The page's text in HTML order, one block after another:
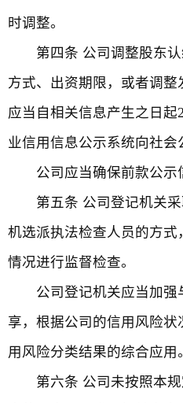
时调整。
第四条 公司调整股东认
方式、出资期限，或者调整
应当自相关信息产生之日起
业信用信息公示系统向社会
公司应当确保前款公示
第五条 公司登记机关采
机选派执法检查人员的方
情况进行监督检查。
公司登记机关应当加强
享，根据公司的信用风险
用风险分类结果的综合应用。
第六条 公司未按照本规